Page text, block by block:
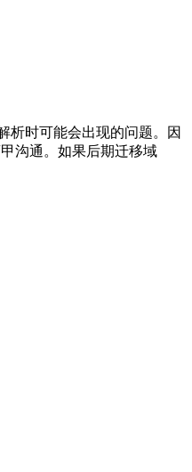
析时可能会出现的问题。因
沟通。如果后期迁移域